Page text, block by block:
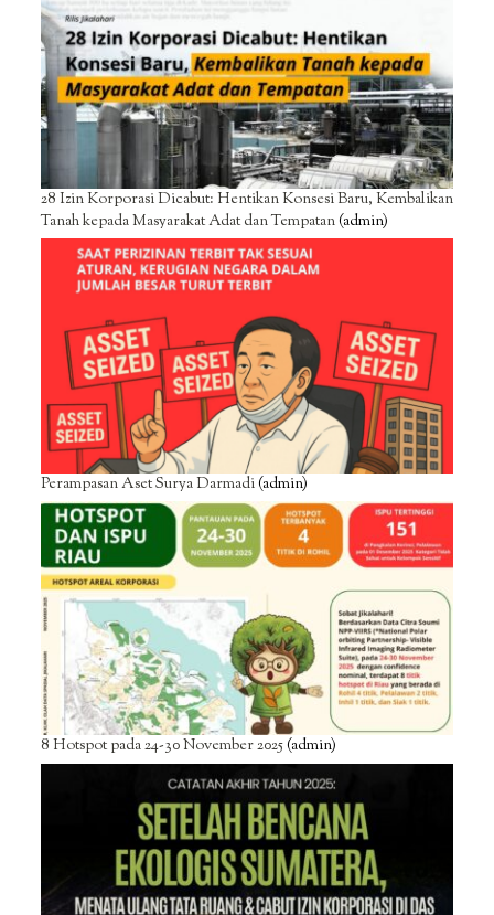
28 Izin Korporasi Dicabut: Hentikan Konsesi Baru, Kembalikan
Tanah kepada Masyarakat Adat dan Tempatan(admin)
Perampasan Aset Surya Darmadi(admin)
8 Hotspot pada 24-30 November 2025(admin)